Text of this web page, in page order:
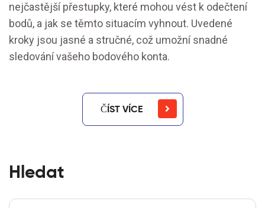
nejčastější přestupky, které mohou vést k odečtení
bodů, a jak se těmto situacím vyhnout. Uvedené
kroky jsou jasné a stručné, což umožní snadné
sledování vašeho bodového konta.
ČÍST VÍCE
Hledat